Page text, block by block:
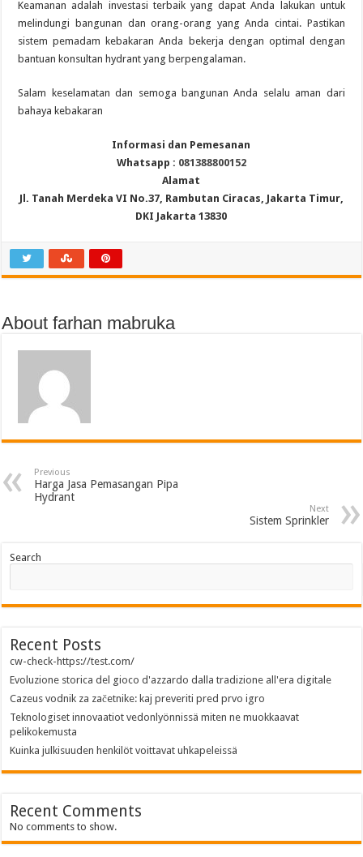
Keamanan adalah investasi terbaik yang dapat Anda lakukan untuk
melindungi bangunan dan orang-orang yang Anda cintai. Pastikan
sistem pemadam kebakaran Anda bekerja dengan optimal dengan
bantuan konsultan hydrant yang berpengalaman.
Salam keselamatan dan semoga bangunan Anda selalu aman dari
bahaya kebakaran
Informasi dan Pemesanan
Whatsapp : 081388800152
Alamat
Jl. Tanah Merdeka VI No.37, Rambutan Ciracas, Jakarta Timur,
DKI Jakarta 13830
About farhan mabruka
Previous
Harga Jasa Pemasangan Pipa
Hydrant
Next
Sistem Sprinkler
Search
Recent Posts
cw-check-https://test.com/
Evoluzione storica del gioco d'azzardo dalla tradizione all'era digitale
Cazeus vodnik za začetnike: kaj preveriti pred prvo igro
Teknologiset innovaatiot vedonlyönnissä miten ne muokkaavat
pelikokemusta
Kuinka julkisuuden henkilöt voittavat uhkapeleissä
Recent Comments
No comments to show.